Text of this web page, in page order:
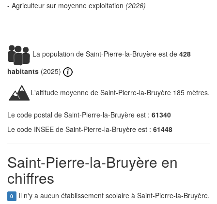
- Agriculteur sur moyenne exploitation (2026)
La population de Saint-Pierre-la-Bruyère est de 428
habitants (2025)
L'altitude moyenne de Saint-Pierre-la-Bruyère 185 mètres.
Le code postal de Saint-Pierre-la-Bruyère est : 61340
Le code INSEE de Saint-Pierre-la-Bruyère est : 61448
Saint-Pierre-la-Bruyère en
chiffres
0 Il n'y a aucun établissement scolaire à Saint-Pierre-la-Bruyère.